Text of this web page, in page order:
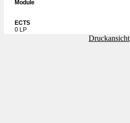
Module
ECTS
0 LP
Druckansicht